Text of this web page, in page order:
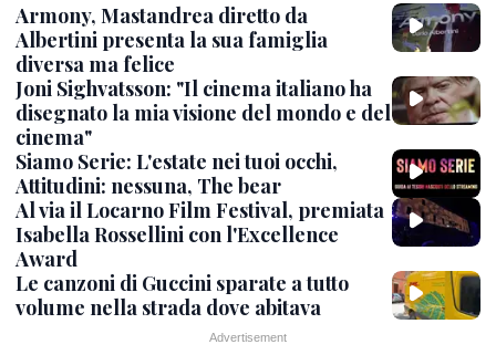
Armony, Mastandrea diretto da
Albertini presenta la sua famiglia
diversa ma felice
Joni Sighvatsson: "Il cinema italiano ha
disegnato la mia visione del mondo e del
cinema"
Siamo Serie: L'estate nei tuoi occhi,
Attitudini: nessuna, The bear
Al via il Locarno Film Festival, premiata
Isabella Rossellini con l'Excellence
Award
Le canzoni di Guccini sparate a tutto
volume nella strada dove abitava